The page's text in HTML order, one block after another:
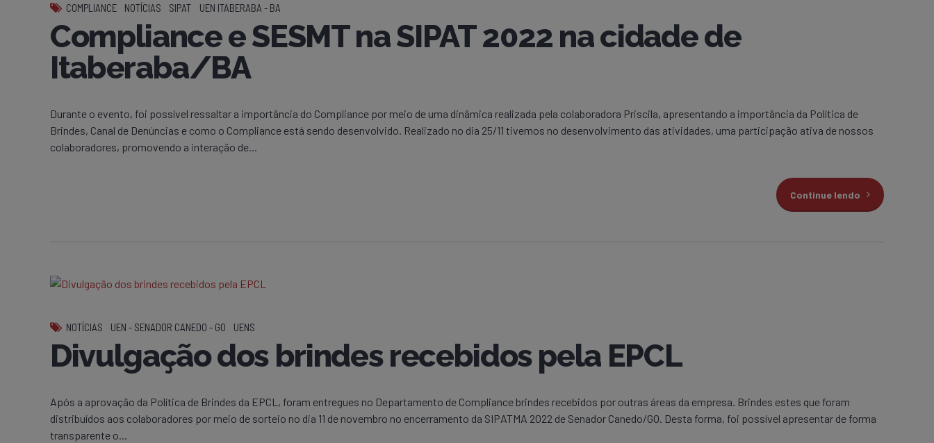
COMPLIANCE NOTÍCIAS SIPAT UEN ITABERABA - BA
Compliance e SESMT na SIPAT 2022 na cidade de
Itaberaba/BA
Durante o evento, foi possível ressaltar a importância do Compliance por meio de uma dinâmica realizada pela colaboradora Priscila, apresentando a importância da Política de
Brindes, Canal de Denúncias e como o Compliance está sendo desenvolvido. Realizado no dia 25/11 tivemos no desenvolvimento das atividades, uma participação ativa de nossos
colaboradores, promovendo a interação de...
Continue lendo
NOTÍCIAS UEN - SENADOR CANEDO - GO UENS
Divulgação dos brindes recebidos pela EPCL
Após a aprovação da Política de Brindes da EPCL, foram entregues no Departamento de Compliance brindes recebidos por outras áreas da empresa. Brindes estes que foram
distribuídos aos colaboradores por meio de sorteio no dia 11 de novembro no encerramento da SIPATMA 2022 de Senador Canedo/GO. Desta forma, foi possível apresentar de forma
transparente o...